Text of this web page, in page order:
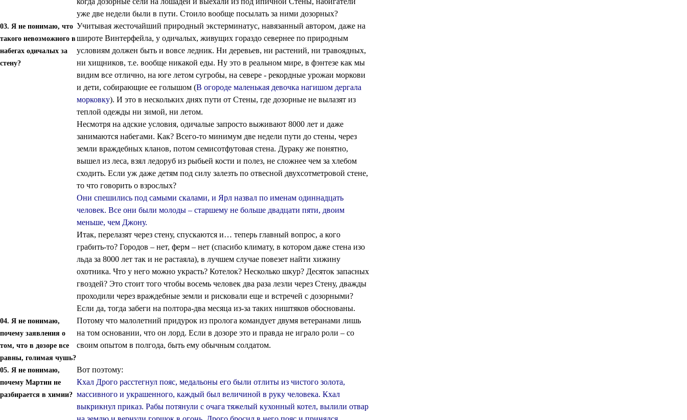
уже две недели были в пути. Стоило вообще посылать за ними дозорных?
03. Я не понимаю, что
такого невозможного в
набегах одичалых за
стену?
Учитывая жесточайший природный экстерминатус, навязанный автором, даже на
широте Винтерфейла, у одичалых, живущих гораздо севернее по природным
условиям должен быть и вовсе ледник. Ни деревьев, ни растений, ни травоядных,
ни хищников, т.е. вообще никакой еды. Ну это в реальном мире, в фэнтезе как мы
видим все отлично, на юге летом сугробы, на севере - рекордные урожаи моркови
и дети, собирающие ее голышом (В огороде маленькая девочка нагишом дергала
морковку). И это в нескольких днях пути от Стены, где дозорные не вылазят из
теплой одежды ни зимой, ни летом.
Несмотря на адские условия, одичалые запросто выживают 8000 лет и даже
занимаются набегами. Как? Всего-то минимум две недели пути до стены, через
земли враждебных кланов, потом семисотфутовая стена. Дураку же понятно,
вышел из леса, взял ледоруб из рыбьей кости и полез, не сложнее чем за хлебом
сходить. Если уж даже детям под силу залезть по отвесной двухсотметровой стене,
то что говорить о взрослых?
Они спешились под самыми скалами, и Ярл назвал по именам одиннадцать
человек. Все они были молоды – старшему не больше двадцати пяти, двоим
меньше, чем Джону.
Итак, перелазят через стену, спускаются и… теперь главный вопрос, а кого
грабить-то? Городов – нет, ферм – нет (спасибо климату, в котором даже стена изо
льда за 8000 лет так и не растаяла), в лучшем случае повезет найти хижину
охотника. Что у него можно украсть? Котелок? Несколько шкур? Десяток запасных
гвоздей? Это стоит того чтобы восемь человек два раза лезли через Стену, дважды
проходили через враждебные земли и рисковали еще и встречей с дозорными?
Если да, тогда забеги на полтора-два месяца из-за таких ништяков обоснованы.
04. Я не понимаю,
почему заявления о
том, что в дозоре все
равны, голимая чушь?
Потому что малолетний придурок из пролога командует двумя ветеранами лишь
на том основании, что он лорд. Если в дозоре это и правда не играло роли – со
своим опытом в полгода, быть ему обычным солдатом.
05. Я не понимаю,
почему Мартин не
разбирается в химии?
Вот поэтому:
Кхал Дрого расстегнул пояс, медальоны его были отлиты из чистого золота,
массивного и украшенного, каждый был величиной в руку человека. Кхал
выкрикнул приказ. Рабы потянули с очага тяжелый кухонный котел, вылили отвар